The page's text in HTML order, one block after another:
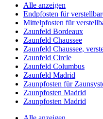
Alle anzeigen
Endpfosten für
Mittelpfosten für
Zaunfeld Bordeaux
Zaunfeld Chaussee
Zaunfeld Chaussee,
Zaunfeld Circle
Zaunfeld Columbus
Zaunfeld Madrid
Zaunpfosten für
Zaunpfosten Madrid
Zaunpfosten Madrid